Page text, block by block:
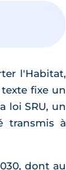
l'Habitat,
fixe un
loi SRU, un
transmis à
dont au